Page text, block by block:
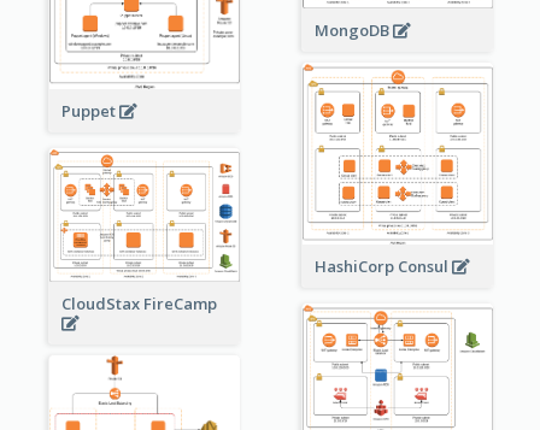
MongoDB
Puppet
HashiCorp Consul
CloudStax FireCamp